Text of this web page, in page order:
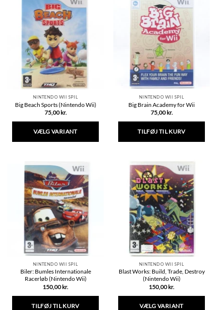
NINTENDO WII SPIL
Big Beach Sports (Nintendo Wii)
75,00 kr.
VÆLG VARIANT
har
flere
varianter.
Mulighederne
kan
vælges
på
varesiden
NINTENDO WII SPIL
Big Brain Academy for Wii
75,00 kr.
TILFØJ TIL KURV
NINTENDO WII SPIL
Biler: Bumles Internationale
Racerløb (Nintendo Wii)
150,00 kr.
TILFØJ TIL KURV
NINTENDO WII SPIL
Blast Works: Build, Trade, Destroy
(Nintendo Wii)
150,00 kr.
VÆLG VARIANT